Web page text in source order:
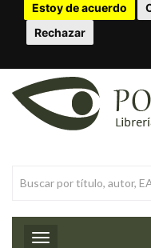
Estoy de acuerdo
Rechazar
Toggle navigation